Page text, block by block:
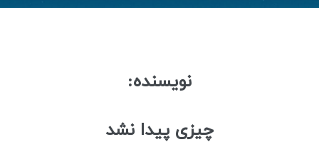
نویسنده:
چیزی پیدا نشد